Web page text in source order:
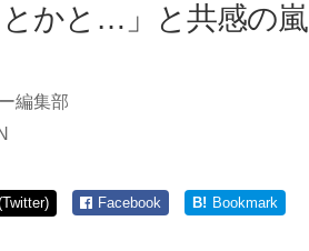
とかと…」と共感の嵐
編集部
Facebook B! Bookmark